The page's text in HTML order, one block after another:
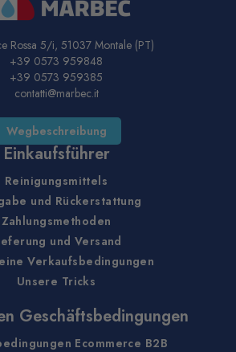
Rossa 5/i, 51037 Montale (PT)
+39 0573 959848
+39 0573 959385
contatti@marbec.it
Wegbeschreibung
Einkaufsführer
Reinigungsmittels
und Rückerstattung
Zahlungsmethoden
und Versand
Verkaufsbedingungen
Unsere Tricks
Geschäftsbedingungen
Ecommerce B2B